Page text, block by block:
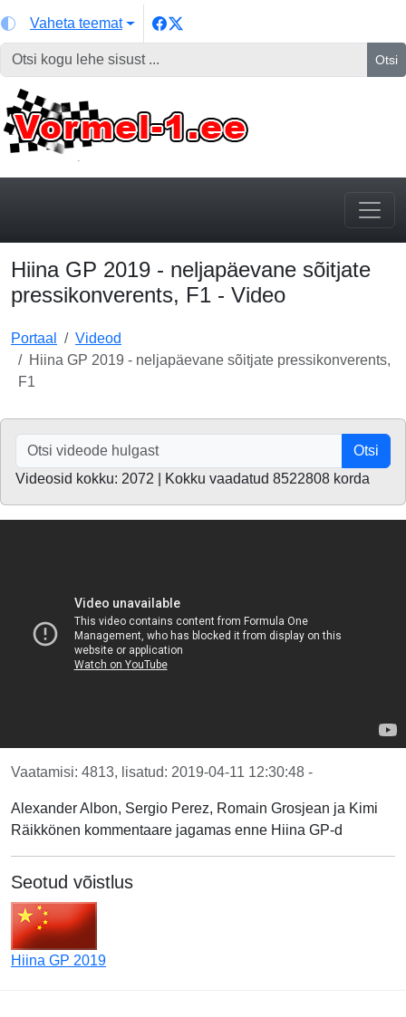
Vaheta teemat
Otsi
Hiina GP 2019 - neljapäevane sõitjate
pressikonverents, F1 - Video
Portaal
Videod
Hiina GP 2019 - neljapäevane sõitjate pressikonverents,
F1
Otsi
Videosid kokku: 2072 | Kokku vaadatud 8522808 korda
Vaatamisi: 4813, lisatud: 2019-04-11 12:30:48 -
Alexander Albon, Sergio Perez, Romain Grosjean ja Kimi
Räikkönen kommentaare jagamas enne Hiina GP-d
Seotud võistlus
Hiina GP 2019